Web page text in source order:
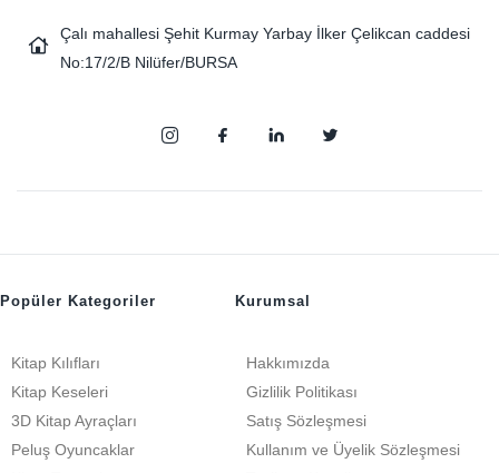
Çalı mahallesi Şehit Kurmay Yarbay İlker Çelikcan caddesi
No:17/2/B Nilüfer/BURSA
Popüler Kategoriler
Kitap Kılıfları
Kitap Keseleri
3D Kitap Ayraçları
Peluş Oyuncaklar
Kurumsal
Hakkımızda
Gizlilik Politikası
Satış Sözleşmesi
Kullanım ve Üyelik Sözleşmesi